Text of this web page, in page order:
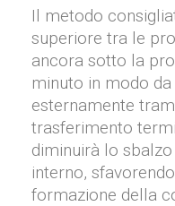
Il metodo
superiore tra le
ancora sotto la
minuto in modo
esternamente
trasferimento
diminuirà lo
interno,
formazione della